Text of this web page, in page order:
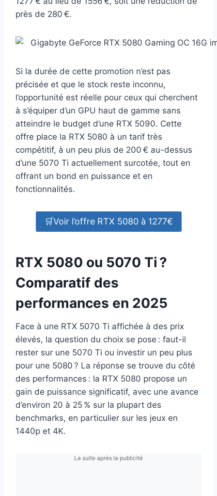
près de 280 €.
Si la durée de cette promotion n’est pas
précisée et que le stock reste inconnu,
l’opportunité est réelle pour ceux qui cherchent
à s’équiper d’un GPU haut de gamme sans
atteindre le budget d’une RTX 5090. Cette
offre place la RTX 5080 à un tarif très
compétitif, à un peu plus de 200 € au-dessus
d’une 5070 Ti actuellement surcotée, tout en
offrant un bond en puissance et en
fonctionnalités.
🛒Voir l’offre RTX 5080 à 1277€
RTX 5080 ou 5070 Ti ?
Comparatif des
performances en 2025
Face à une RTX 5070 Ti affichée à des prix
élevés, la question du choix se pose : faut-il
rester sur une 5070 Ti ou investir un peu plus
pour une 5080 ? La réponse se trouve du côté
des performances : la RTX 5080 propose un
gain de puissance significatif, avec une avance
d’environ 20 à 25 % sur la plupart des
benchmarks, en particulier sur les jeux en
1440p et 4K.
La suite après la publicité